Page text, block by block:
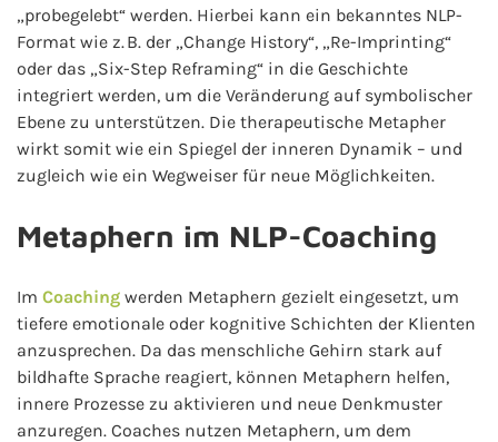
„probegelebt“ werden. Hierbei kann ein bekanntes NLP-
Format wie z. B. der „Change History“, „Re-Imprinting“
oder das „Six-Step Reframing“ in die Geschichte
integriert werden, um die Veränderung auf symbolischer
Ebene zu unterstützen. Die therapeutische Metapher
wirkt somit wie ein Spiegel der inneren Dynamik – und
zugleich wie ein Wegweiser für neue Möglichkeiten.
Metaphern im NLP-Coaching
Im Coaching werden Metaphern gezielt eingesetzt, um
tiefere emotionale oder kognitive Schichten der Klienten
anzusprechen. Da das menschliche Gehirn stark auf
bildhafte Sprache reagiert, können Metaphern helfen,
innere Prozesse zu aktivieren und neue Denkmuster
anzuregen. Coaches nutzen Metaphern, um dem